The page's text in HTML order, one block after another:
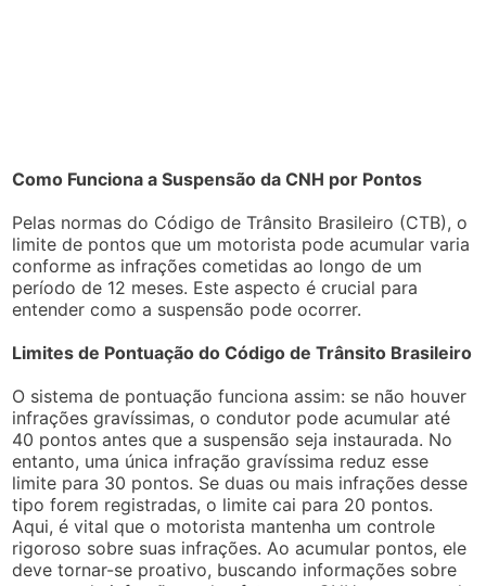
Como Funciona a Suspensão da CNH por Pontos
Pelas normas do Código de Trânsito Brasileiro (CTB), o
limite de pontos que um motorista pode acumular varia
conforme as infrações cometidas ao longo de um
período de 12 meses. Este aspecto é crucial para
entender como a suspensão pode ocorrer.
Limites de Pontuação do Código de Trânsito Brasileiro
O sistema de pontuação funciona assim: se não houver
infrações gravíssimas, o condutor pode acumular até
40 pontos antes que a suspensão seja instaurada. No
entanto, uma única infração gravíssima reduz esse
limite para 30 pontos. Se duas ou mais infrações desse
tipo forem registradas, o limite cai para 20 pontos.
Aqui, é vital que o motorista mantenha um controle
rigoroso sobre suas infrações. Ao acumular pontos, ele
deve tornar-se proativo, buscando informações sobre